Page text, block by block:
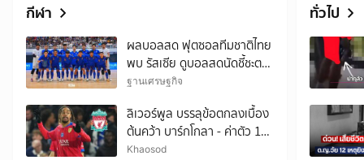
กีฬา
ผลบอลสด ฟุตซอลทีมชาติไทย
พบ รัสเซีย ดูบอลสดนัดชี้ชะตา
แชมป์ 20.30 น.
ฐานเศรษฐกิจ
ลิเวอร์พูล บรรลุข้อตกลงเบื้อง
ต้นคว้า บาร์กโกลา - ค่าตัว 128
ล้านยูโร
Khaosod
ทั่วไป